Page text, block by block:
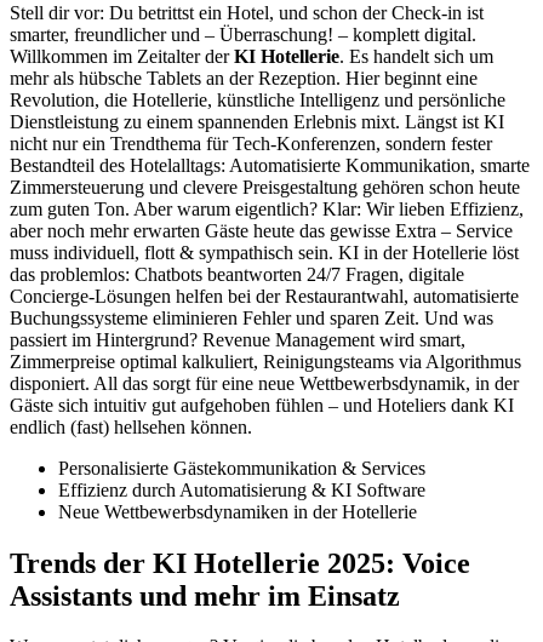
Stell dir vor: Du betrittst ein Hotel, und schon der Check-in ist
smarter, freundlicher und – Überraschung! – komplett digital.
Willkommen im Zeitalter derKI Hotellerie. Es handelt sich um
mehr als hübsche Tablets an der Rezeption. Hier beginnt eine
Revolution, die Hotellerie, künstliche Intelligenz und persönliche
Dienstleistung zu einem spannenden Erlebnis mixt. Längst ist KI
nicht nur ein Trendthema für Tech-Konferenzen, sondern fester
Bestandteil des Hotelalltags: Automatisierte Kommunikation, smarte
Zimmersteuerung und clevere Preisgestaltung gehören schon heute
zum guten Ton. Aber warum eigentlich? Klar: Wir lieben Effizienz,
aber noch mehr erwarten Gäste heute das gewisse Extra – Service
muss individuell, flott & sympathisch sein. KI in der Hotellerie löst
das problemlos: Chatbots beantworten 24/7 Fragen, digitale
Concierge-Lösungen helfen bei der Restaurantwahl, automatisierte
Buchungssysteme eliminieren Fehler und sparen Zeit. Und was
passiert im Hintergrund? Revenue Management wird smart,
Zimmerpreise optimal kalkuliert, Reinigungsteams via Algorithmus
disponiert. All das sorgt für eine neue Wettbewerbsdynamik, in der
Gäste sich intuitiv gut aufgehoben fühlen – und Hoteliers dank KI
endlich (fast) hellsehen können.
Personalisierte Gästekommunikation & Services
Effizienz durch Automatisierung & KI Software
Neue Wettbewerbsdynamiken in der Hotellerie
Trends der KI Hotellerie 2025: Voice
Assistants und mehr im Einsatz